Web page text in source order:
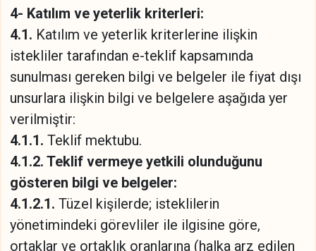
4- Katılım ve yeterlik kriterleri:
4.1. Katılım ve yeterlik kriterlerine ilişkin
istekliler tarafından e-teklif kapsamında
sunulması gereken bilgi ve belgeler ile fiyat dışı
unsurlara ilişkin bilgi ve belgelere aşağıda yer
verilmiştir:
4.1.1. Teklif mektubu.
4.1.2. Teklif vermeye yetkili olunduğunu
gösteren bilgi ve belgeler:
4.1.2.1. Tüzel kişilerde; isteklilerin
yönetimindeki görevliler ile ilgisine göre,
ortaklar ve ortaklık oranlarına (halka arz edilen